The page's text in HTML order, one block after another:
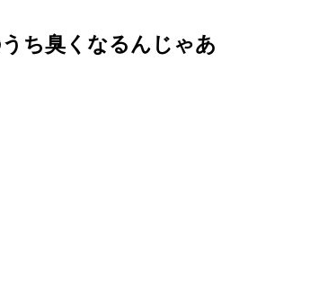
ち臭くなるんじゃあ